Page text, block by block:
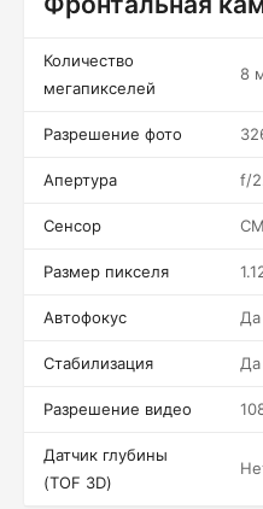
Количество
мегапикселей
8
Разрешение фото
Апертура f/
Сенсор
Размер пикселя
Автофокус Да
Стабилизация Да
Разрешение видео
Датчик глубины
(TOF 3D)